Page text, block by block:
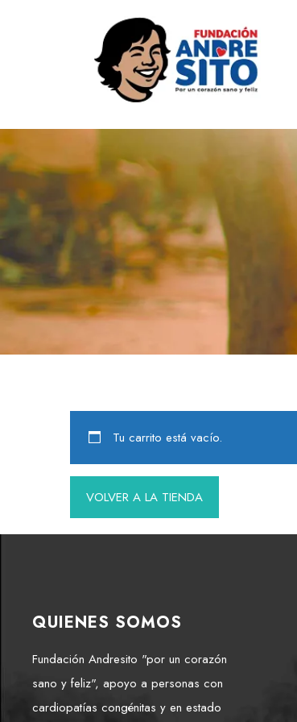
Tu carrito está vacío.
VOLVER A LA TIENDA
QUIENES SOMOS
Fundación Andresito "por un corazón
sano y feliz", apoyo a personas con
cardiopatías congénitas y en estado